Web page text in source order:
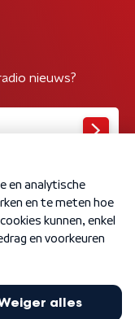
nieuws?